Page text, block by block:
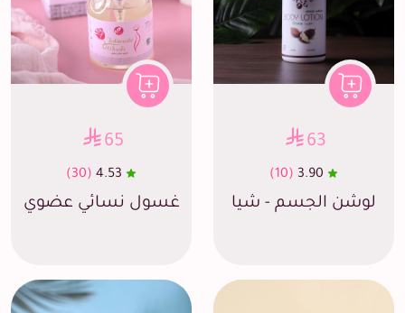
63
3.90
(10)
لوشن الجسم - شيا
65
4.53
(30)
غسول نسائي عضوي